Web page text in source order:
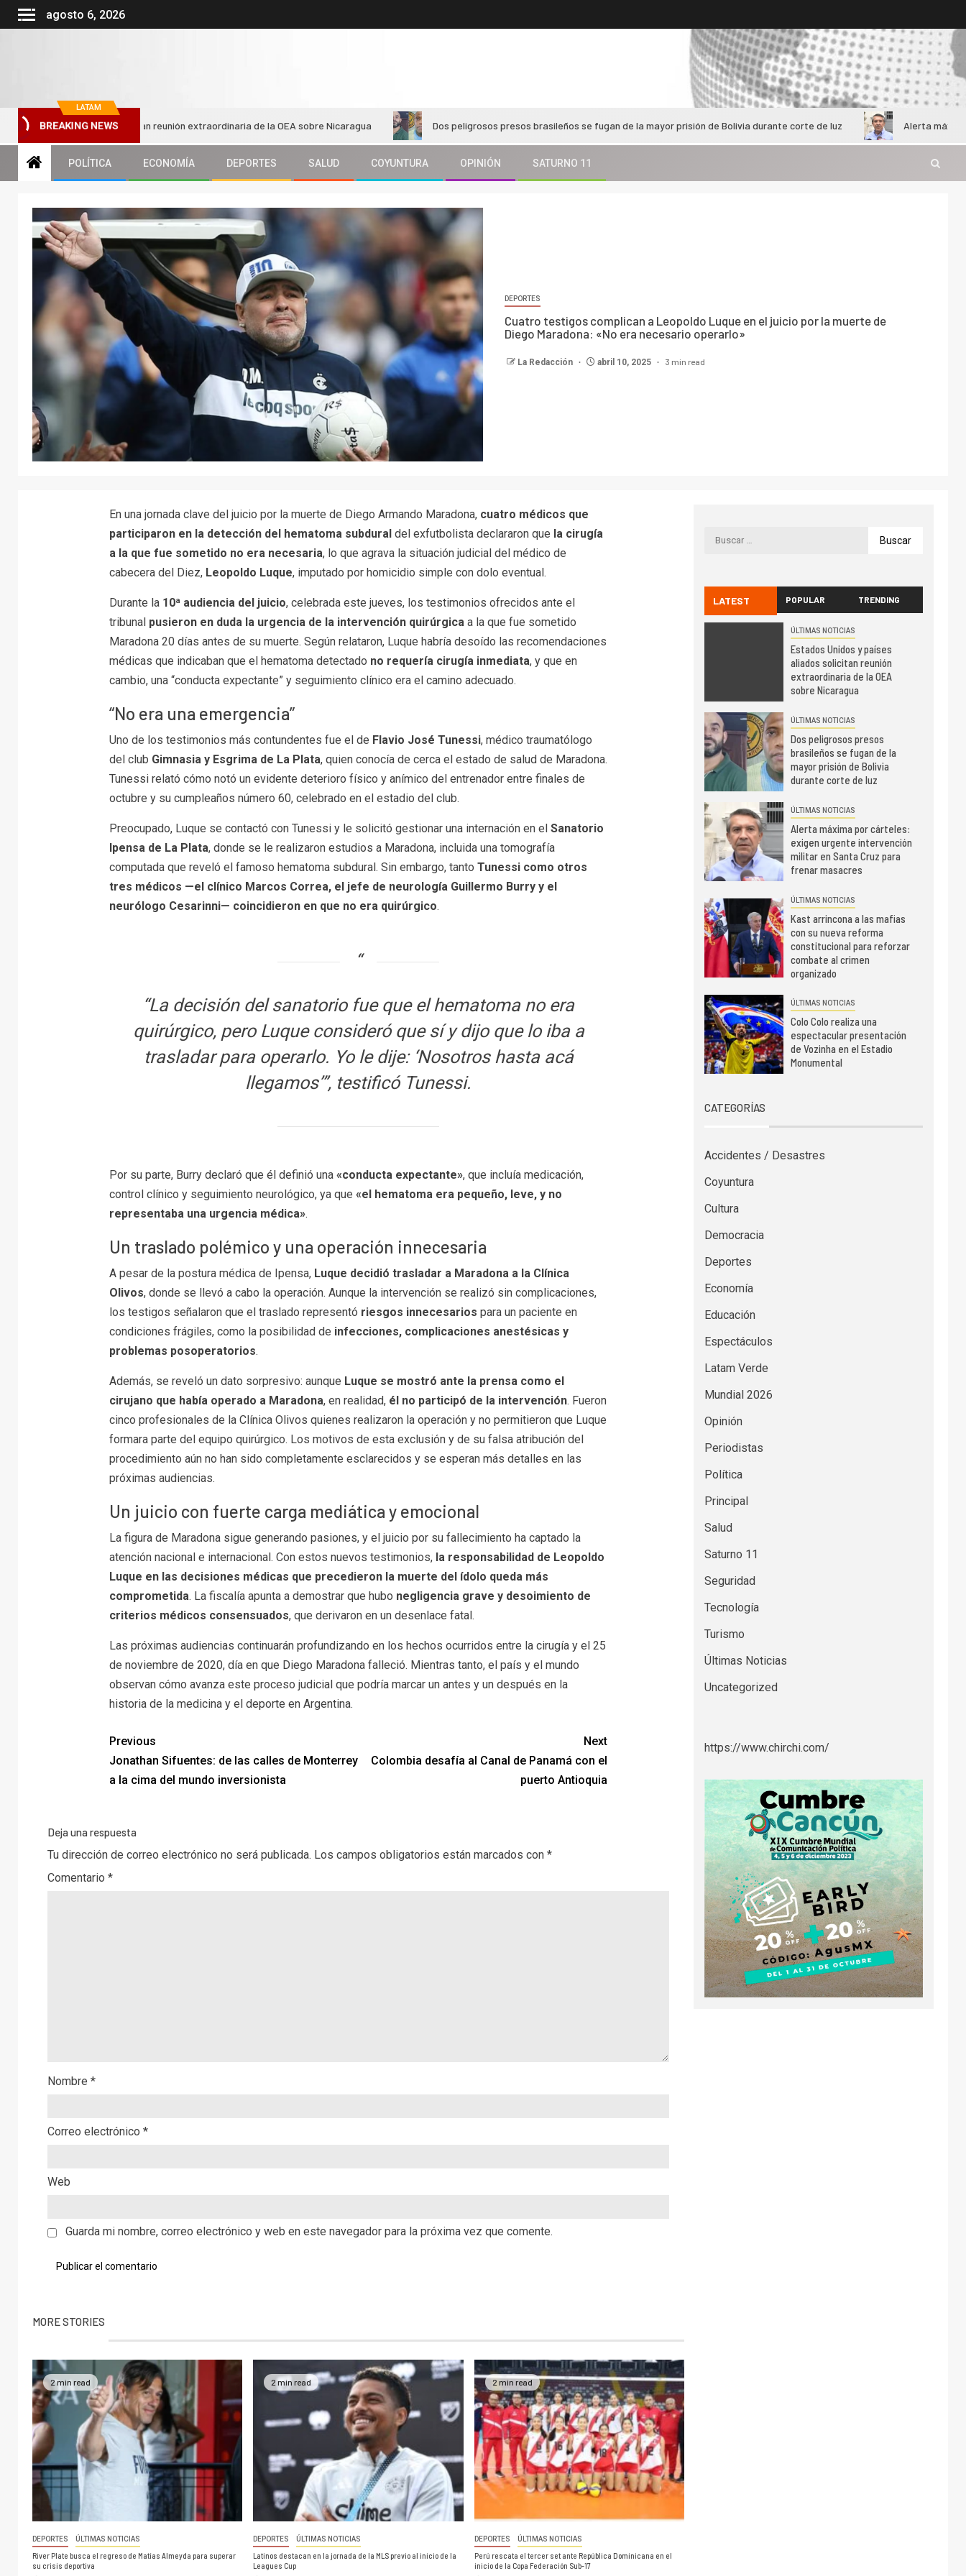
agosto 6, 2026
LATAM
BREAKING NEWS
aliados solicitan reunión extraordinaria de la OEA sobre Nicaragua Dos peligrosos presos brasileños se fugan de la mayor prisión de Bolivia durante corte de luz Alerta máxima por
POLÍTICA ECONOMÍA DEPORTES SALUD COYUNTURA OPINIÓN SATURNO 11
DEPORTES
Cuatro testigos complican a Leopoldo Luque en el juicio por la muerte de
Diego Maradona: «No era necesario operarlo»
La Redacción abril 10, 2025 3 min read
En una jornada clave del juicio por la muerte de Diego Armando Maradona, cuatro médicos que
participaron en la detección del hematoma subduraldel exfutbolista declararon que la cirugía
a la que fue sometido no era necesaria, lo que agrava la situación judicial del médico de
cabecera del Diez, Leopoldo Luque, imputado por homicidio simple con dolo eventual.
Durante la 10ª audiencia del juicio, celebrada este jueves, los testimonios ofrecidos ante el
tribunal pusieron en duda la urgencia de la intervención quirúrgicaa la que fue sometido
Maradona 20 días antes de su muerte. Según relataron, Luque habría desoído las recomendaciones
médicas que indicaban que el hematoma detectado no requería cirugía inmediata, y que en
cambio, una “conducta expectante” y seguimiento clínico era el camino adecuado.
“No era una emergencia”
Uno de los testimonios más contundentes fue el de Flavio José Tunessi, médico traumatólogo
del club Gimnasia y Esgrima de La Plata, quien conocía de cerca el estado de salud de Maradona.
Tunessi relató cómo notó un evidente deterioro físico y anímico del entrenador entre finales de
octubre y su cumpleaños número 60, celebrado en el estadio del club.
Preocupado, Luque se contactó con Tunessi y le solicitó gestionar una internación en el Sanatorio
Ipensa de La Plata, donde se le realizaron estudios a Maradona, incluida una tomografía
computada que reveló el famoso hematoma subdural. Sin embargo, tanto Tunessi como otros
tres médicos —el clínico Marcos Correa, el jefe de neurología Guillermo Burry y el
neurólogo Cesarinni— coincidieron en que no era quirúrgico.
“La decisión del sanatorio fue que el hematoma no era
quirúrgico, pero Luque consideró que sí y dijo que lo iba a
trasladar para operarlo. Yo le dije: ‘Nosotros hasta acá
llegamos’”, testificó Tunessi.
Por su parte, Burry declaró que él definió una «conducta expectante», que incluía medicación,
control clínico y seguimiento neurológico, ya que «el hematoma era pequeño, leve, y no
representaba una urgencia médica».
Un traslado polémico y una operación innecesaria
A pesar de la postura médica de Ipensa, Luque decidió trasladar a Maradona a la Clínica
Olivos, donde se llevó a cabo la operación. Aunque la intervención se realizó sin complicaciones,
los testigos señalaron que el traslado representó riesgos innecesarios para un paciente en
condiciones frágiles, como la posibilidad de infecciones, complicaciones anestésicas y
problemas posoperatorios.
Además, se reveló un dato sorpresivo: aunque Luque se mostró ante la prensa como el
cirujano que había operado a Maradona, en realidad, él no participó de la intervención. Fueron
cinco profesionales de la Clínica Olivos quienes realizaron la operación y no permitieron que Luque
formara parte del equipo quirúrgico. Los motivos de esta exclusión y de su falsa atribución del
procedimiento aún no han sido completamente esclarecidos y se esperan más detalles en las
próximas audiencias.
Un juicio con fuerte carga mediática y emocional
La figura de Maradona sigue generando pasiones, y el juicio por su fallecimiento ha captado la
atención nacional e internacional. Con estos nuevos testimonios, la responsabilidad de Leopoldo
Luque en las decisiones médicas que precedieron la muerte del ídolo queda más
comprometida. La fiscalía apunta a demostrar que hubo negligencia grave y desoimiento de
criterios médicos consensuados, que derivaron en un desenlace fatal.
Las próximas audiencias continuarán profundizando en los hechos ocurridos entre la cirugía y el 25
de noviembre de 2020, día en que Diego Maradona falleció. Mientras tanto, el país y el mundo
observan cómo avanza este proceso judicial que podría marcar un antes y un después en la
historia de la medicina y el deporte en Argentina.
Previous
Jonathan Sifuentes: de las calles de Monterrey
a la cima del mundo inversionista
Next
Colombia desafía al Canal de Panamá con el
puerto Antioquia
Deja una respuesta
Tu dirección de correo electrónico no será publicada. Los campos obligatorios están marcados con *
Comentario *
Nombre *
Correo electrónico *
Web
Guarda mi nombre, correo electrónico y web en este navegador para la próxima vez que comente.
MORE STORIES
2 min read
DEPORTES ÚLTIMAS NOTICIAS
River Plate busca el regreso de Matías Almeyda para superar
su crisis deportiva
2 min read
DEPORTES ÚLTIMAS NOTICIAS
Latinos destacan en la jornada de la MLS previo al inicio de la
Leagues Cup
2 min read
DEPORTES ÚLTIMAS NOTICIAS
Perú rescata el tercer set ante República Dominicana en el
inicio de la Copa Federación Sub-17
LATEST POPULAR TRENDING
ÚLTIMAS NOTICIAS
Estados Unidos y países
aliados solicitan reunión
extraordinaria de la OEA
sobre Nicaragua
ÚLTIMAS NOTICIAS
Dos peligrosos presos
brasileños se fugan de la
mayor prisión de Bolivia
durante corte de luz
ÚLTIMAS NOTICIAS
Alerta máxima por cárteles:
exigen urgente intervención
militar en Santa Cruz para
frenar masacres
ÚLTIMAS NOTICIAS
Kast arrincona a las mafias
con su nueva reforma
constitucional para reforzar
combate al crimen
organizado
ÚLTIMAS NOTICIAS
Colo Colo realiza una
espectacular presentación
de Vozinha en el Estadio
Monumental
CATEGORÍAS
Accidentes / Desastres
Coyuntura
Cultura
Democracia
Deportes
Economía
Educación
Espectáculos
Latam Verde
Mundial 2026
Opinión
Periodistas
Política
Principal
Salud
Saturno 11
Seguridad
Tecnología
Turismo
Últimas Noticias
Uncategorized
https://www.chirchi.com/